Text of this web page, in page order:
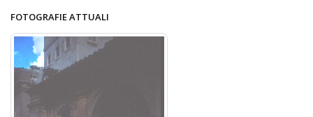
FOTOGRAFIE ATTUALI